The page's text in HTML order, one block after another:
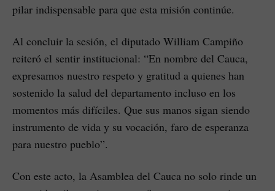
pilar indispensable para que esta misión continúe.
Al concluir la sesión, el diputado William Campiño
reiteró el sentir institucional: “En nombre del Cauca,
expresamos nuestro respeto y gratitud a quienes han
sostenido la salud del departamento incluso en los
momentos más difíciles. Que sus manos sigan siendo
instrumento de vida y su vocación, faro de esperanza
para nuestro pueblo”.
Con este acto, la Asamblea del Cauca no solo rinde un